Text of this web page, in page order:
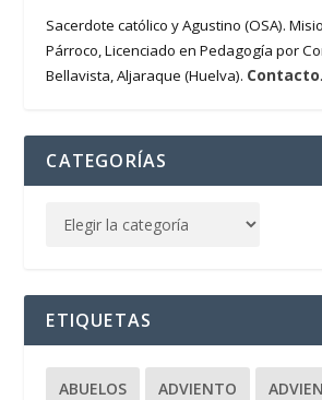
Sacerdote católico y Agustino (OSA).
Párroco, Licenciado en Pedagogía por
Bellavista, Aljaraque (Huelva). Contacto.
CATEGORÍAS
ETIQUETAS
ABUELOS ADVIENTO